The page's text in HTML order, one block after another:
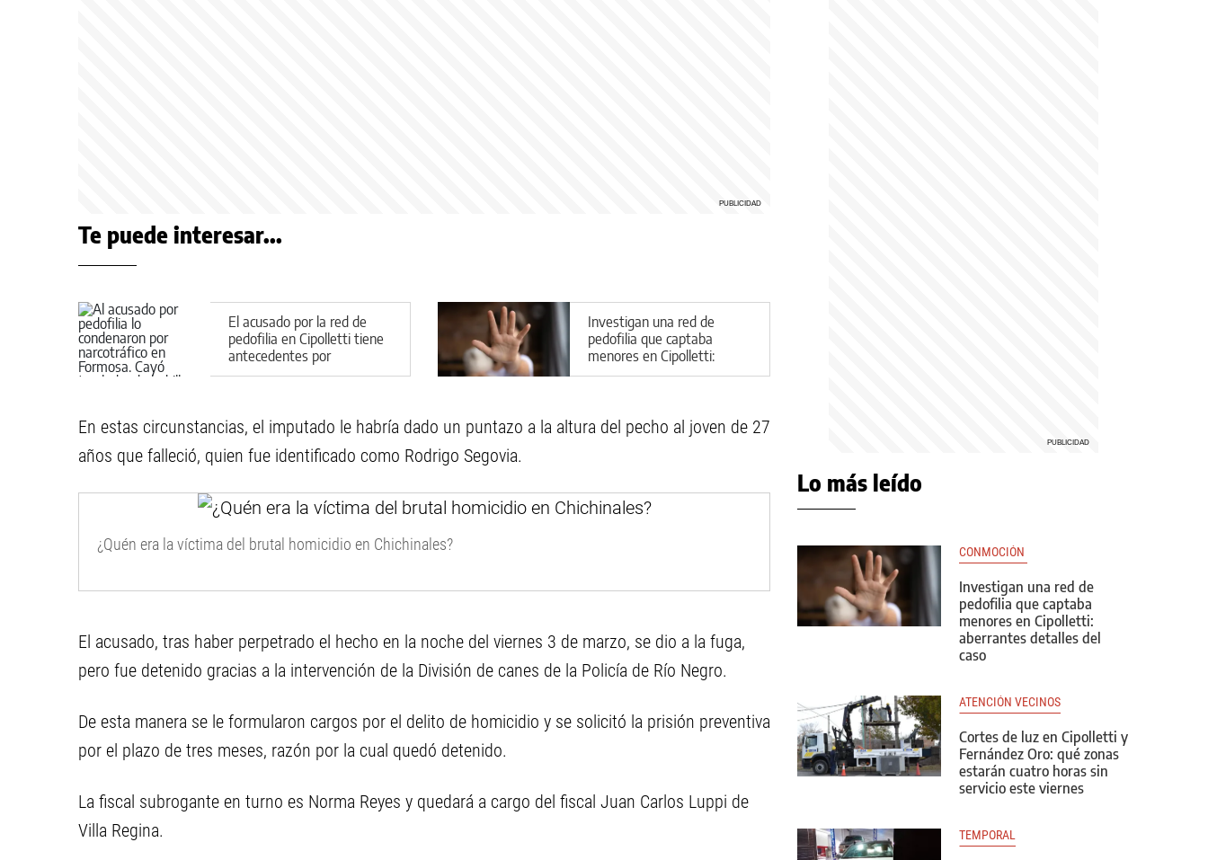
Te puede interesar...
El acusado por la red de
pedofilia en Cipolletti tiene
antecedentes por
narcotráfico
Investigan una red de
pedofilia que captaba
menores en Cipolletti:
aberrantes detalles del caso
En estas circunstancias, el imputado le habría dado un puntazo a la altura del pecho al joven de 27
años que falleció, quien fue identificado como Rodrigo Segovia.
¿Quén era la víctima del brutal homicidio en Chichinales?
El acusado, tras haber perpetrado el hecho en la noche del viernes 3 de marzo, se dio a la fuga,
pero fue detenido gracias a la intervención de la División de canes de la Policía de Río Negro.
De esta manera se le formularon cargos por el delito de homicidio y se solicitó la prisión preventiva
por el plazo de tres meses, razón por la cual quedó detenido.
La fiscal subrogante en turno es Norma Reyes y quedará a cargo del fiscal Juan Carlos Luppi de
Villa Regina.
Lo más leído
CONMOCIÓN
Investigan una red de
pedofilia que captaba
menores en Cipolletti:
aberrantes detalles del
caso
ATENCIÓN VECINOS
Cortes de luz en Cipolletti y
Fernández Oro: qué zonas
estarán cuatro horas sin
servicio este viernes
TEMPORAL